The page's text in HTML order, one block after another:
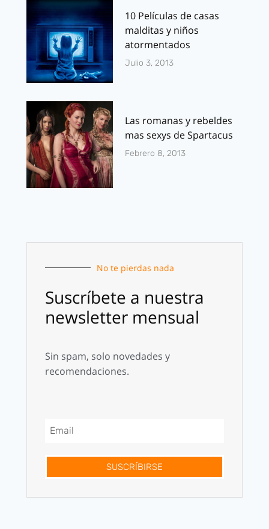
10 Películas de casas
malditas y niños
atormentados
Julio 3, 2013
Las romanas y rebeldes
mas sexys de Spartacus
Febrero 8, 2013
No te pierdas nada
Suscríbete a nuestra
newsletter mensual
Sin spam, solo novedades y
recomendaciones.
SUSCRÍBIRSE